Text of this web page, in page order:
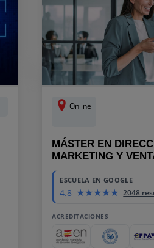
Online
MÁSTER EN
MARKETING Y
ESCUELA EN GOOGLE
4.8 2048
ACREDITACIONES